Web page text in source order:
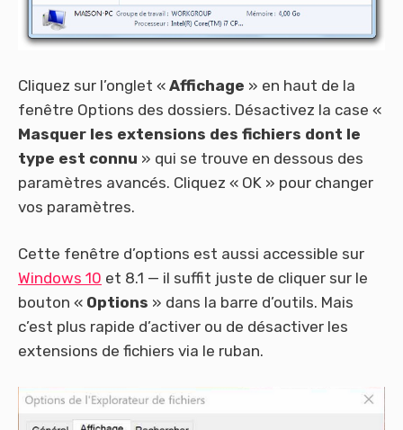
Cliquez sur l’onglet « Affichage » en haut de la
fenêtre Options des dossiers. Désactivez la case «
Masquer les extensions des fichiers dont le
type est connu » qui se trouve en dessous des
paramètres avancés. Cliquez « OK » pour changer
vos paramètres.
Cette fenêtre d’options est aussi accessible sur
Windows 10 et 8.1 — il suffit juste de cliquer sur le
bouton « Options » dans la barre d’outils. Mais
c’est plus rapide d’activer ou de désactiver les
extensions de fichiers via le ruban.